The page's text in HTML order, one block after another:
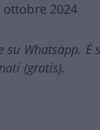
ottobre 2024
Whatsapp. È
(gratis).